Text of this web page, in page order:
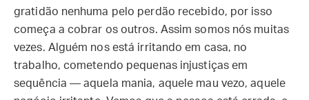
gratidão nenhuma pelo perdão recebido, por isso
começa a cobrar os outros. Assim somos nós muitas
vezes. Alguém nos está irritando em casa, no
trabalho, cometendo pequenas injustiças em
sequência — aquela mania, aquele mau vezo, aquele